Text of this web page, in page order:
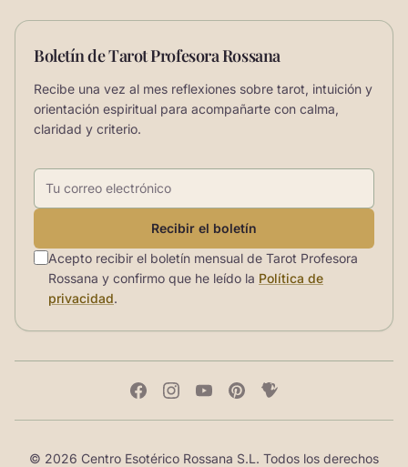
Boletín de Tarot Profesora Rossana
Recibe una vez al mes reflexiones sobre tarot, intuición y
orientación espiritual para acompañarte con calma,
claridad y criterio.
Correo electrónico
Recibir el boletín
Acepto recibir el boletín mensual de Tarot Profesora
Rossana y confirmo que he leído la Política de
privacidad.
© 2026 Centro Esotérico Rossana S.L. Todos los derechos